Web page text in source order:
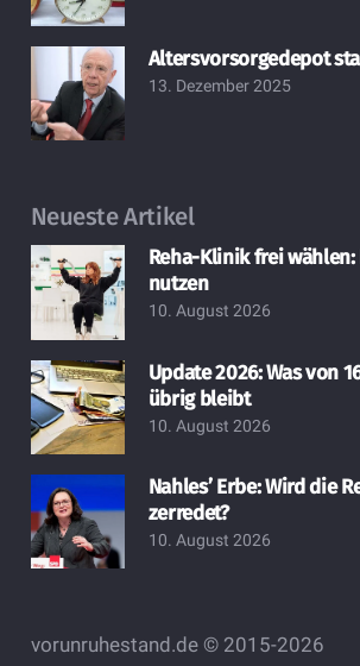
Altersvorsorgedepot
13. Dezember 2025
Neueste Artikel
Reha-Klinik frei
nutzen
10. August 2026
Update 2026: Was von
übrig bleibt
10. August 2026
Nahles’ Erbe: Wird die
zerredet?
10. August 2026
vorunruhestand.de © 2015-2026